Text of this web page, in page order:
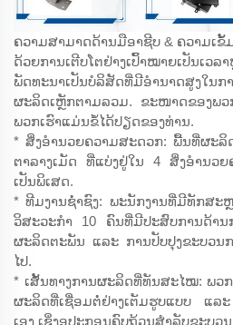
ຄວາມສາມາດດ້ານມືອາຊີບ & ຄວາມເຂັ້
ດ້ວຍການເຕີບໂຕຢ່າງເປົ້າໝາຍເປັນເວລ
ພັດທະນາເປັນບໍລິສັດທີ່ມີອຳນາດສູງໃນ
ຜະລິດເຫຼັກຕາມລວມ. ຂະໜາດຂອງພວ
ພວກເຮົາແມ່ນຂໍ້ໄດ້ປຽດຂອງທ່ານ.
* ສິ່ງອຳນວຍຄວາມສະດວກ: ພື້ນທີ່ຜະລິ
ຕາລາງເມັດ ທີ່ແບ່ງຢູ່ໃນ 4 ສິ່ງອຳນວ
ເປັນພິເສດ.
* ທີມງານຊ່ຳຊົງ: ພະນັກງານທີ່ມີທັກສະ
ວິສະວະກຳ 10 ຄົນທີ່ມີປະສົບການດ້າ
ຜະລິດຕະພັນ ແລະ ການປັບປຸງຂະບວນ
ໄປ.
* ເສັ້ນທາງການຜະລິດທີ່ທັນສະໄໝ: ພວກ
ຜະລິດທີ່ເຊື່ອມຕໍ່ຢ່າງເຕັມຮູບແບບ ແລ
ເອງ ເຊິ່ງອຸປະກອນຄົບຖ້ວນສຳລັບຂະບວ